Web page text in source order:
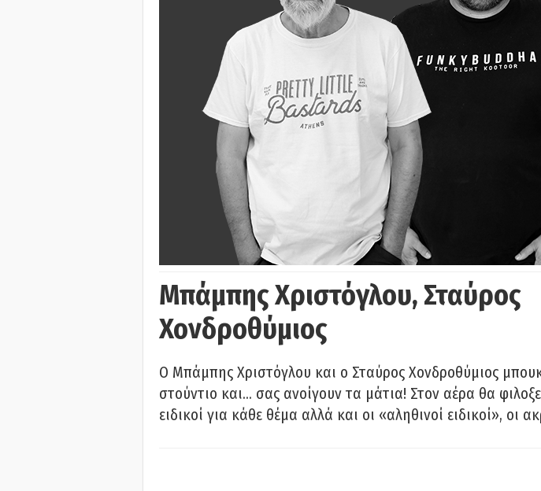
Μπάμπης Χριστόγλου, Σταύρος
Χονδροθύμιος
O Μπάμπης Χριστόγλου και ο Σταύρος Χονδροθύμιος
στούντιο και… σας ανοίγουν τα μάτια! Στον αέρα θα
ειδικοί για κάθε θέμα αλλά και οι «αληθινοί ειδικοί», οι